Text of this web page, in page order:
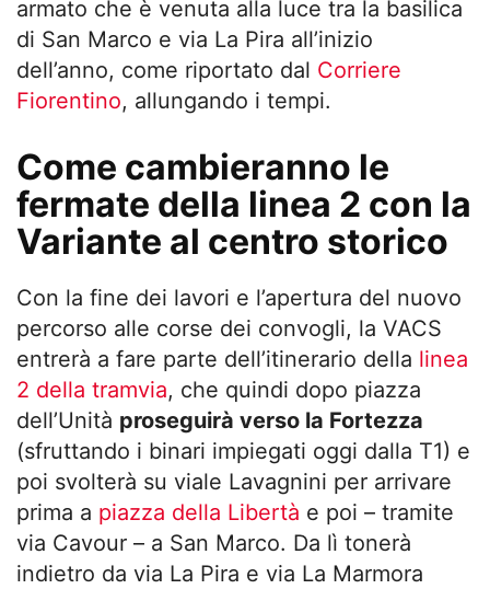
armato che è venuta alla luce tra la basilica
di San Marco e via La Pira all’inizio
dell’anno, come riportato dal Corriere
Fiorentino, allungando i tempi.
Come cambieranno le
fermate della linea 2 con la
Variante al centro storico
Con la fine dei lavori e l’apertura del nuovo
percorso alle corse dei convogli, la VACS
entrerà a fare parte dell’itinerario della linea
2 della tramvia, che quindi dopo piazza
dell’Unità proseguirà verso la Fortezza
(sfruttando i binari impiegati oggi dalla T1) e
poi svolterà su viale Lavagnini per arrivare
prima a piazza della Libertà e poi – tramite
via Cavour – a San Marco. Da lì tonerà
indietro da via La Pira e via La Marmora